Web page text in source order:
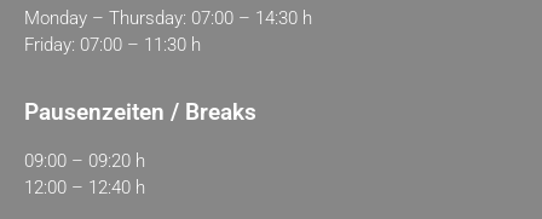
Monday – Thursday: 07:00 – 14:30 h
Friday: 07:00 – 11:30 h
Pausenzeiten / Breaks
09:00 – 09:20 h
12:00 – 12:40 h